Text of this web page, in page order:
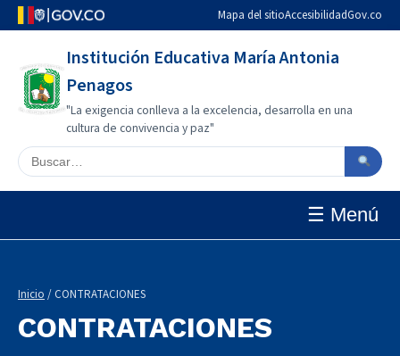
Mapa del sitioAccesibilidadGov.co
Institución Educativa María Antonia
Penagos
"La exigencia conlleva a la excelencia, desarrolla en una
cultura de convivencia y paz"
Buscar en el sitio
☰ Menú
Inicio / CONTRATACIONES
CONTRATACIONES